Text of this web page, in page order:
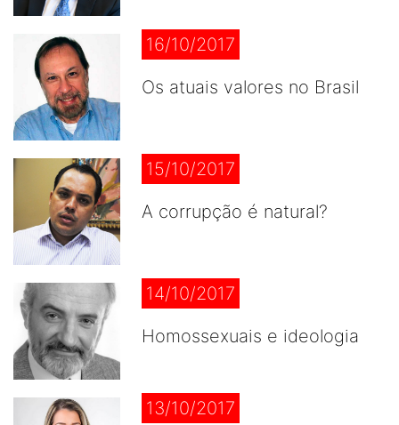
16/10/2017
Os atuais valores no Brasil
15/10/2017
A corrupção é natural?
14/10/2017
Homossexuais e ideologia
13/10/2017